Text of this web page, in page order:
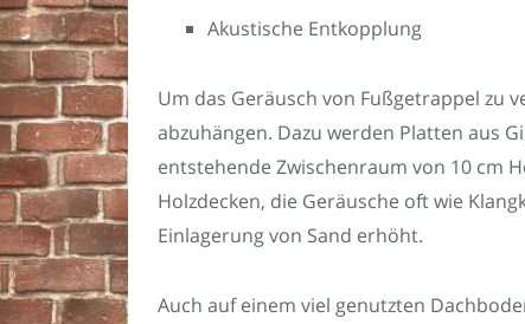
Akustische Entkopplung
Um das Geräusch von Fußgetrappel zu
abzuhängen. Dazu werden Platten aus
entstehende Zwischenraum von 10 cm
Holzdecken, die Geräusche oft wie
Einlagerung von Sand erhöht.
Auch auf einem viel genutzten